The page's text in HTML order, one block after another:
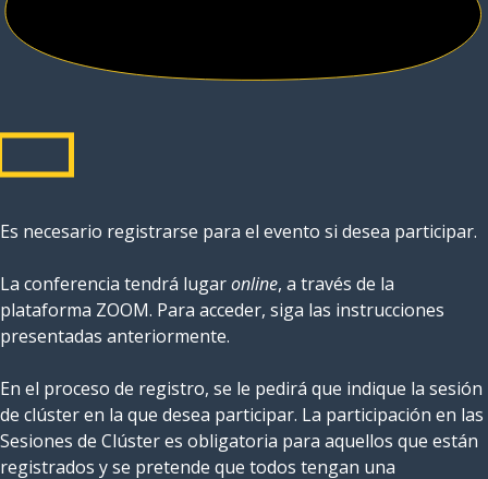
Es necesario registrarse para el evento si desea participar.
La conferencia tendrá lugaronline, a través de la
plataforma ZOOM. Para acceder, siga las instrucciones
presentadas anteriormente.
En el proceso de registro, se le pedirá que indique la sesión
de clúster en la que desea participar. La participación en las
Sesiones de Clúster es obligatoria para aquellos que están
registrados y se pretende que todos tengan una